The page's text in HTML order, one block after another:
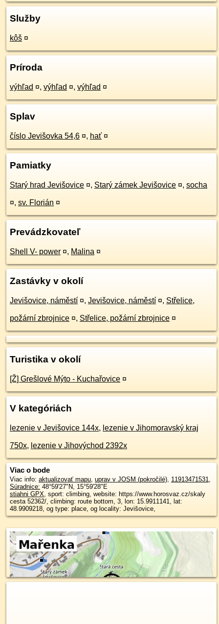
Služby
kôš ¤
Príroda
výhľad ¤, výhľad ¤, výhľad ¤
Splav
číslo Jevišovka 54,6 ¤, hať ¤
Pamiatky
Starý hrad Jevišovice ¤, Starý zámek Jevišovice ¤, socha
¤, sv. Florián ¤
Prevádzkovateľ
Shell V- power ¤, Malina ¤
Zastávky v okolí
Jevišovice, náměstí ¤, Jevišovice, náměstí ¤, Střelice,
požární zbrojnice ¤, Střelice, požární zbrojnice ¤
Turistika v okolí
[Ž] Grešlové Mýto - Kuchařovice ¤
V kategóriách
lezenie v Jevišovice 144x, lezenie v Jihomoravský kraj
750x, lezenie v Jihovýchod 2392x
Viac o bode
Viac info: aktualizovať mapu, uprav v JOSM (pokročilé), 11913471531,
Súradnice: 48°59'27"N, 15°59'28"E
stiahni GPX, sport: climbing, website: https://www.horosvaz.cz/skaly
cesta 52362/, climbing: route bottom, 3, lon: 15.9911141, lat:
48.9909218, og type: place, og locality: Jevišovice,